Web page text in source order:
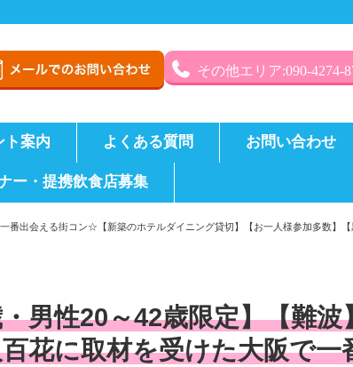
その他エリア:090-4274-
ト案内 よくある質問 お問い合わせ
ー・提携飲食店募集
番出会える街コン☆【新築のホテルダイニング貸切】【お一人様参加多数】
男性20～42歳限定】【難波
花に取材を受けた大阪で一